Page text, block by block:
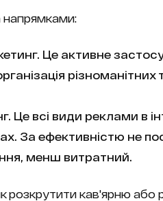
напрямками:
Це активне
Це всі види реклами в
За ефективністю не
менш витратний.
кав'ярню або